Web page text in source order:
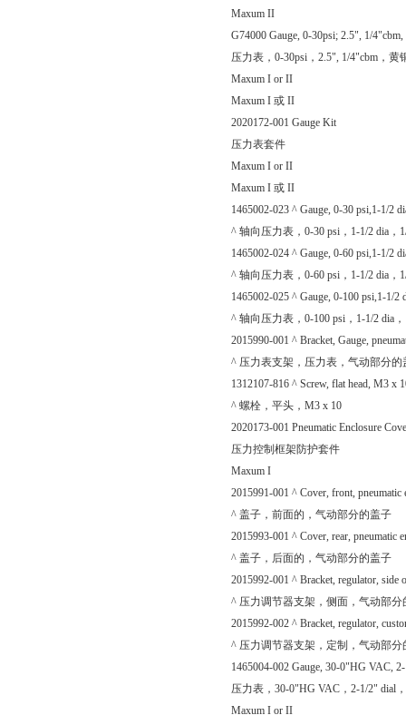
Maxum II
G74000 Gauge, 0-30psi; 2.5", 1/4"cbm,
压力表，0-30psi，2.5", 1/4"cbm，黄
Maxum I or II
Maxum I 或 II
2020172-001 Gauge Kit
压力表套件
Maxum I or II
Maxum I 或 II
1465002-023 ^ Gauge, 0-30 psi,1-1/2
^ 轴向压力表，0-30 psi，1-1/2 dia，
1465002-024 ^ Gauge, 0-60 psi,1-1/2
^ 轴向压力表，0-60 psi，1-1/2 dia，
1465002-025 ^ Gauge, 0-100 psi,1-1/2
^ 轴向压力表，0-100 psi，1-1/2 dia
2015990-001 ^ Bracket, Gauge,
^ 压力表支架，压力表，气动部分的
1312107-816 ^ Screw, flat head, M3 x
^ 螺栓，平头，M3 x 10
2020173-001 Pneumatic Enclosure
压力控制框架防护套件
Maxum I
2015991-001 ^ Cover, front, pneumatic
^ 盖子，前面的，气动部分的盖子
2015993-001 ^ Cover, rear, pneumatic
^ 盖子，后面的，气动部分的盖子
2015992-001 ^ Bracket, regulator, side
^ 压力调节器支架，侧面，气动部分
2015992-002 ^ Bracket, regulator,
^ 压力调节器支架，定制，气动部分
1465004-002 Gauge, 30-0"HG VAC,
压力表，30-0"HG VAC，2-1/2" dial
Maxum I or II